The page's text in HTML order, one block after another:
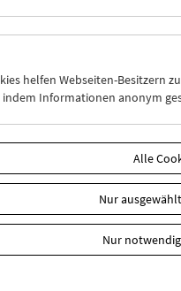
Ihre Mitgliedschaft und
online nur reserviert
finden Siehier.
helfen Webseiten-Besitzern
indem Informationen anonym
Alle
Nur
Nur